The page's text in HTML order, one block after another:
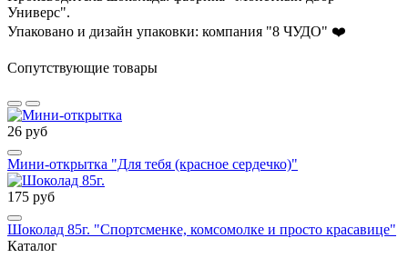
Универс".
Упаковано и дизайн упаковки: компания "8 ЧУДО" ❤️
Сопутствующие товары
26 руб
Мини-открытка "Для тебя (красное сердечко)"
175 руб
Шоколад 85г. "Спортсменке, комсомолке и просто красавице"
Каталог